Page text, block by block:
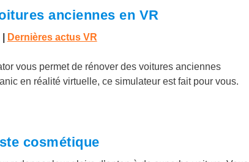
anciennes en VR
Dernières actus VR
vous permet de rénover des voitures anciennes
en réalité virtuelle, ce simulateur est fait pour vous.
cosmétique